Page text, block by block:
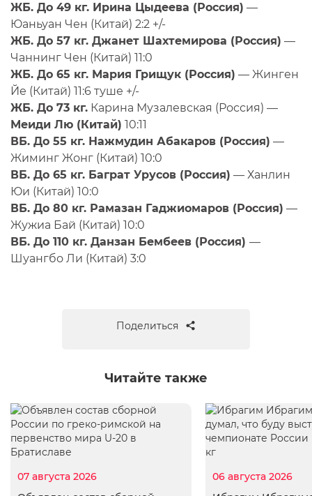
ЖБ. До 49 кг. Ирина Цыдеева (Россия) —
Юаньуан Чен (Китай) 2:2 +/-
ЖБ. До 57 кг. Джанет Шахтемирова (Россия) —
Чаннинг Чен (Китай) 11:0
ЖБ. До 65 кг. Мария Грищук (Россия) — Жинген
Йе (Китай) 11:6 туше +/-
ЖБ. До 73 кг. Карина Музалевская (Россия) —
Меиди Лю (Китай) 10:11
ВБ. До 55 кг. Нажмудин Абакаров (Россия) —
Жиминг Жонг (Китай) 10:0
ВБ. До 65 кг. Баграт Урусов (Россия) — Ханлин
Юи (Китай) 10:0
ВБ. До 80 кг. Рамазан Гаджиомаров (Россия) —
Жужиа Бай (Китай) 10:0
ВБ. До 110 кг. Данзан Бембеев (Россия) —
Шуангбо Ли (Китай) 3:0
Поделиться
Читайте также
07 августа 2026
06 августа 2026